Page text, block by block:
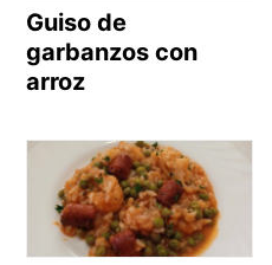
Guiso de
garbanzos con
arroz